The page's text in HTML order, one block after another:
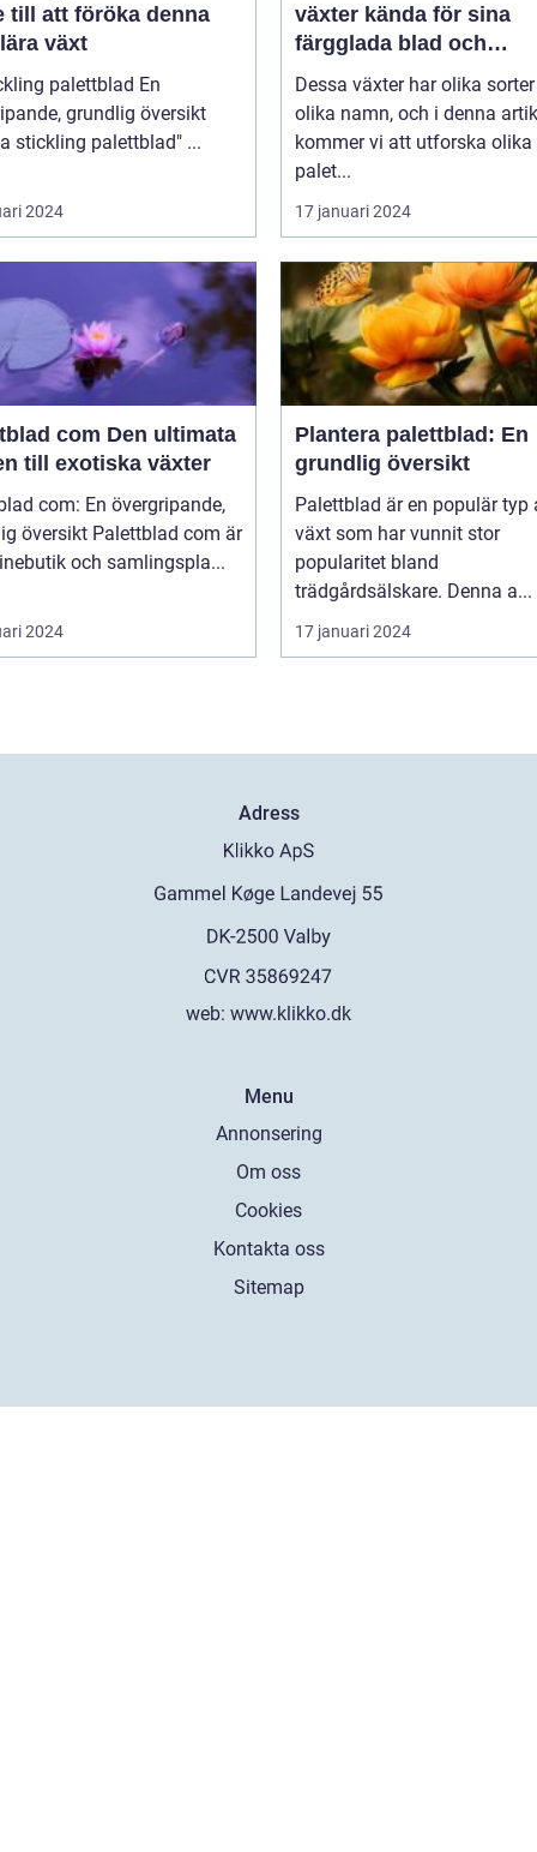
till att föröka denna
växt
palettblad En
grundlig översikt
över "ta stickling palettblad" ...
2024
växter kända för sina
färgglada blad och
dekorativa utseende
Dessa växter har olika
olika namn, och i denna
kommer vi att utforska olika
palet...
17 januari 2024
Den ultimata
till exotiska växter
com: En övergripande,
Palettblad com är
och samlingspla...
2024
Plantera palettblad: En
grundlig översikt
Palettblad är en populär typ
växt som har vunnit stor
popularitet bland
trädgårdsälskare. Denna a...
17 januari 2024
Adress
web: www.klikko.dk
Menu
Annonsering
Om oss
Cookies
Kontakta oss
Sitemap